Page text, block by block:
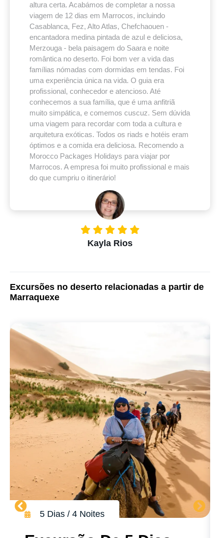
Kayla Rios
altura certa. Acabámos de completar a nossa
viagem de 12 dias em Marrocos, incluindo
Casablanca, Fez, Alto Atlas, Chefchaouen -
encantadora medina pintada de azul e deliciosa,
Merzouga - bela paisagem do Saara e noite
romântica no deserto. Foi bom ver a vida das
famílias nómadas com dormidas em tendas. Foi
uma experiência única na vida. O guia era
profissional, conhecedor e atencioso. Até
conhecemos a sua família, que é uma anfitriã
muito simpática, e comemos cuscuz. Sem dúvida
uma viagem para recordar com toda a cultura e
arquitetura exóticas. Todos os riads e hotéis eram
óptimos e a comida era deliciosa. Recomendo a
Morocco Packages Holidays para viajar por
Marrocos. A empresa foi muito profissional e mais
do que cumpriu o itinerário!
Excursões no deserto relacionadas a partir de
Marraquexe
5 Dias / 4 Noites